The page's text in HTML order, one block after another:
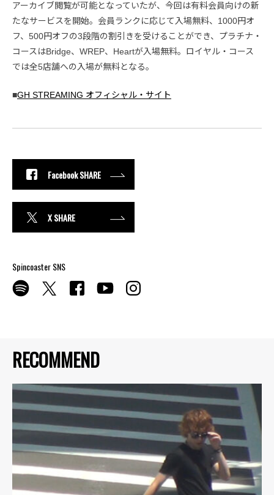
RECOMMEND
アーカイブ閲覧が可能となっていたが、今回は有料会員向けの新
たなサービスを開始。会員ランクに応じて入場無料、1000円オ
フ、500円オフの3段階の割引きを受けることができ、プラチナ・
コースはBridge、WREP、Heartが入場無料。ロイヤル・コース
では全5店舗への入場が無料となる。
■GH STREAMING オフィシャル・サイト
Facebook SHARE
X SHARE
Spincoaster SNS